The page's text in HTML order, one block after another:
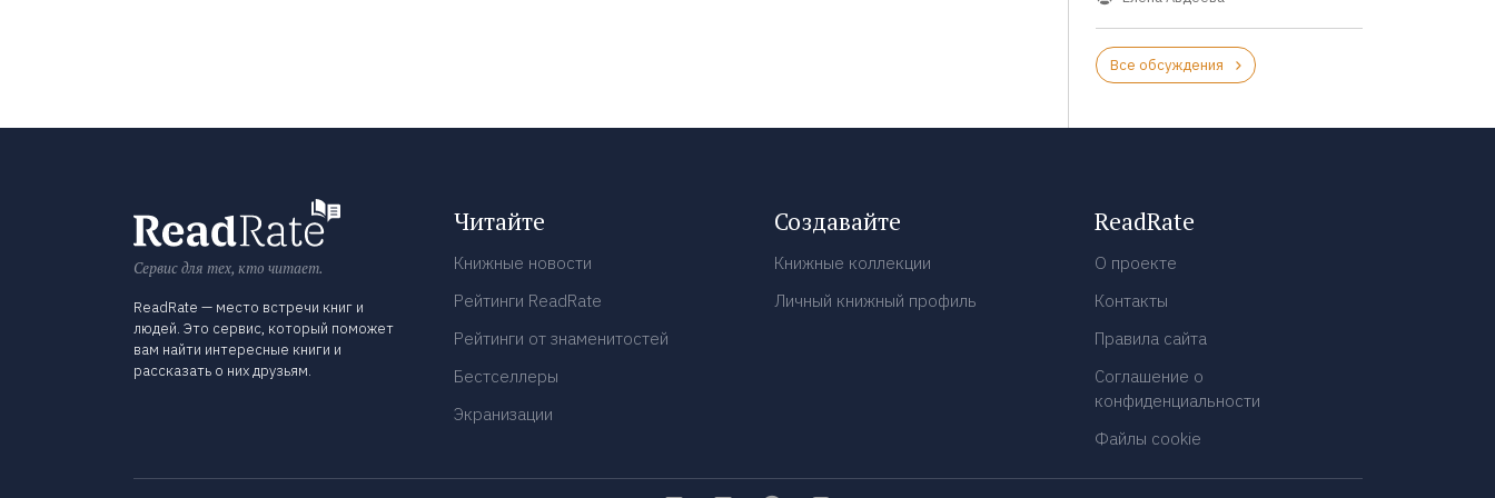
Все обсуждения
Сервис для тех, кто читает.
ReadRate — место встречи книг и
людей. Это сервис, который поможет
вам найти интересные книги и
рассказать о них друзьям.
Читайте
Книжные новости
Рейтинги ReadRate
Рейтинги от знаменитостей
Бестселлеры
Экранизации
Создавайте
Книжные коллекции
Личный книжный профиль
ReadRate
О проекте
Контакты
Правила сайта
Соглашение о
конфиденциальности
Файлы cookie